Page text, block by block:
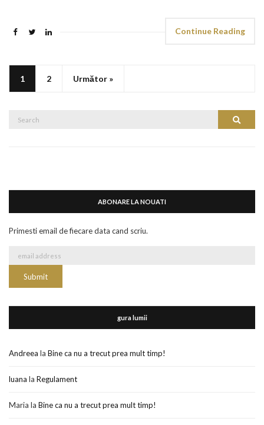
Continue Reading
1 2 Următor »
Search
ABONARE LA NOUATI
Primesti email de fiecare data cand scriu.
gura lumii
Andreea la Bine ca nu a trecut prea mult timp!
luana la Regulament
Maria la Bine ca nu a trecut prea mult timp!